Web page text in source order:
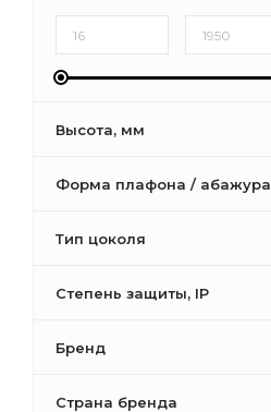
Высота, мм
Форма плафона / абажура
Тип цоколя
Степень защиты, IP
Бренд
Страна бренда